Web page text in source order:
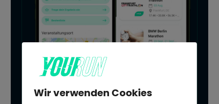
Wir verwenden Cookies